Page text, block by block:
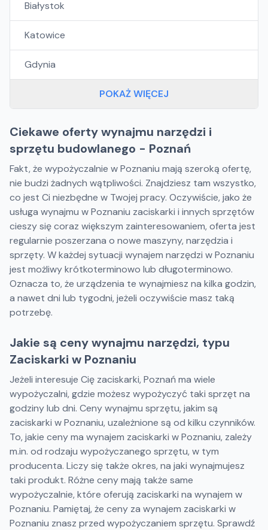
Białystok
Katowice
Gdynia
POKAŻ WIĘCEJ
Ciekawe oferty wynajmu narzędzi i
sprzętu budowlanego - Poznań
Fakt, że wypożyczalnie w Poznaniu mają szeroką ofertę,
nie budzi żadnych wątpliwości. Znajdziesz tam wszystko,
co jest Ci niezbędne w Twojej pracy. Oczywiście, jako że
usługa wynajmu w Poznaniu zaciskarki i innych sprzętów
cieszy się coraz większym zainteresowaniem, oferta jest
regularnie poszerzana o nowe maszyny, narzędzia i
sprzęty. W każdej sytuacji wynajem narzędzi w Poznaniu
jest możliwy krótkoterminowo lub długoterminowo.
Oznacza to, że urządzenia te wynajmiesz na kilka godzin,
a nawet dni lub tygodni, jeżeli oczywiście masz taką
potrzebę.
Jakie są ceny wynajmu narzędzi, typu
Zaciskarki w Poznaniu
Jeżeli interesuje Cię zaciskarki, Poznań ma wiele
wypożyczalni, gdzie możesz wypożyczyć taki sprzęt na
godziny lub dni. Ceny wynajmu sprzętu, jakim są
zaciskarki w Poznaniu, uzależnione są od kilku czynników.
To, jakie ceny ma wynajem zaciskarki w Poznaniu, zależy
m.in. od rodzaju wypożyczanego sprzętu, w tym
producenta. Liczy się także okres, na jaki wynajmujesz
taki produkt. Różne ceny mają także same
wypożyczalnie, które oferują zaciskarki na wynajem w
Poznaniu. Pamiętaj, że ceny za wynajem zaciskarki w
Poznaniu znasz przed wypożyczaniem sprzętu. Sprawdź